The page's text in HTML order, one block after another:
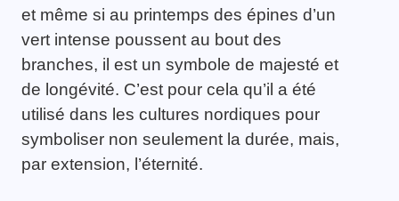
et même si au printemps des épines d’un
vert intense poussent au bout des
branches, il est un symbole de majesté et
de longévité. C’est pour cela qu’il a été
utilisé dans les cultures nordiques pour
symboliser non seulement la durée, mais,
par extension, l’éternité.